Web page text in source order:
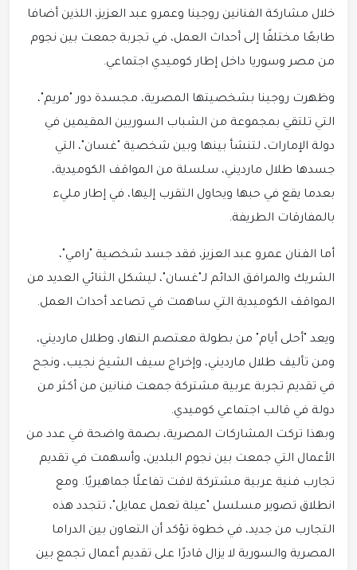
خلال مشاركة الفنانين روجينا وعمرو عبد العزيز، اللذين أضافا
طابعًا مختلفًا إلى أحداث العمل، في تجربة جمعت بين نجوم
من مصر وسوريا داخل إطار كوميدي اجتماعي.
وظهرت روجينا بشخصيتها المصرية، مجسدة دور "مريم"،
التي تلتقي بمجموعة من الشباب السوريين المقيمين في
دولة الإمارات، لتنشأ بينها وبين شخصية "غسان"، التي
جسدها طلال مارديني، سلسلة من المواقف الكوميدية،
بعدما يقع في حبها ويحاول التقرب إليها، في إطار مليء
بالمفارقات الطريفة.
أما الفنان عمرو عبد العزيز، فقد جسد شخصية "رامي"،
الشريك والمرافق الدائم لـ"غسان"، ليشكل الثنائي العديد من
المواقف الكوميدية التي ساهمت في تصاعد أحداث العمل.
ويعد "أحلى أيام" من بطولة معتصم النهار، وطلال مارديني،
ومن تأليف طلال مارديني، وإخراج سيف الشيخ نجيب، ونجح
في تقديم تجربة عربية مشتركة جمعت فنانين من أكثر من
دولة في قالب اجتماعي كوميدي.
وبهذا تركت المشاركات المصرية، بصمة واضحة في عدد من
الأعمال التي جمعت بين نجوم البلدين، وأسهمت في تقديم
تجارب فنية عربية مشتركة لاقت تفاعلًا جماهيريًا. ومع
انطلاق تصوير مسلسل "عيلة تعمل عمايل"، تتجدد هذه
التجارب من جديد، في خطوة تؤكد أن التعاون بين الدراما
المصرية والسورية لا يزال قادرًا على تقديم أعمال تجمع بين